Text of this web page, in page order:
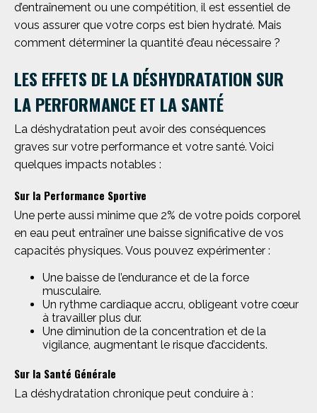
d’entraînement ou une compétition, il est essentiel de
vous assurer que votre corps est bien hydraté. Mais
comment déterminer la quantité d’eau nécessaire ?
LES EFFETS DE LA DÉSHYDRATATION SUR
LA PERFORMANCE ET LA SANTÉ
La déshydratation peut avoir des conséquences
graves sur votre performance et votre santé. Voici
quelques impacts notables :
Sur la Performance Sportive
Une perte aussi minime que 2% de votre poids corporel
en eau peut entraîner une baisse significative de vos
capacités physiques. Vous pouvez expérimenter :
Une baisse de l’endurance et de la force
musculaire.
Un rythme cardiaque accru, obligeant votre cœur
à travailler plus dur.
Une diminution de la concentration et de la
vigilance, augmentant le risque d’accidents.
Sur la Santé Générale
La déshydratation chronique peut conduire à :